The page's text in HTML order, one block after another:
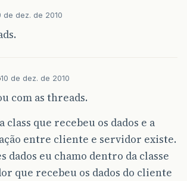
de dez. de 2010
10 de dez. de 2010
com as threads.
class que recebeu os dados e a
entre cliente e servidor existe.
dados eu chamo dentro da classe
que recebeu os dados do cliente